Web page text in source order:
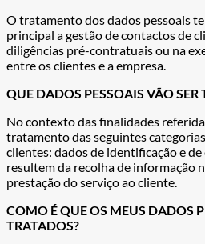
O tratamento dos dados pessoais
principal a gestão de contactos de
diligências pré-contratuais ou na
entre os clientes e a empresa.
QUE DADOS PESSOAIS VÃO SER
No contexto das finalidades
tratamento das seguintes
clientes: dados de identificação e
resultem da recolha de informação
prestação do serviço ao cliente.
COMO É QUE OS MEUS DADOS
TRATADOS?